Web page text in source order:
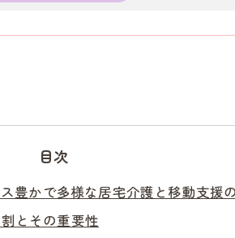
目次
豊かで多様な居宅介護と移動支援
とその重要性